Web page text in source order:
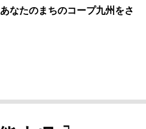
あなたのまちのコープ九州をさ